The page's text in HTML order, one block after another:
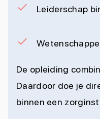
Leiderschap
De opleiding
Daardoor doe je
binnen een